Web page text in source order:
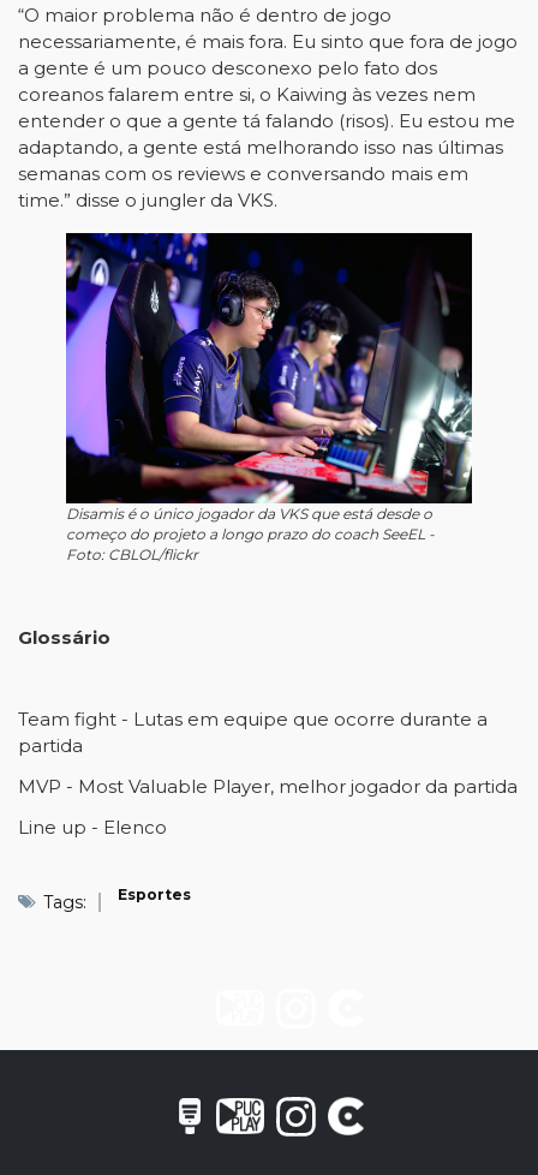
“O maior problema não é dentro de jogo
necessariamente, é mais fora. Eu sinto que fora de jogo
a gente é um pouco desconexo pelo fato dos
coreanos falarem entre si, o Kaiwing às vezes nem
entender o que a gente tá falando (risos). Eu estou me
adaptando, a gente está melhorando isso nas últimas
semanas com os reviews e conversando mais em
time.” disse o jungler da VKS.
Disamis é o único jogador da VKS que está desde o
começo do projeto a longo prazo do coach SeeEL -
Foto: CBLOL/flickr
Glossário
Team fight - Lutas em equipe que ocorre durante a
partida
MVP - Most Valuable Player, melhor jogador da partida
Line up - Elenco
Tags: Esportes